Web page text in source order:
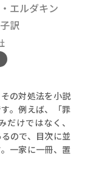
エルダキン
訳
の対処法を小説
。例えば、「罪
けではなく、
ので、目次に並
一家に一冊、置